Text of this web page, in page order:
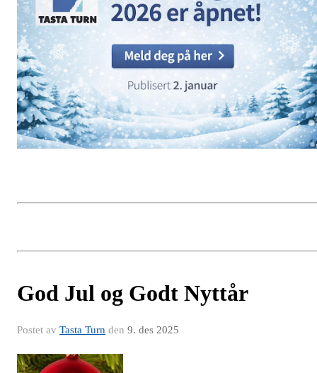
God Jul og Godt Nyttår
Postet av Tasta Turn den 9. des 2025